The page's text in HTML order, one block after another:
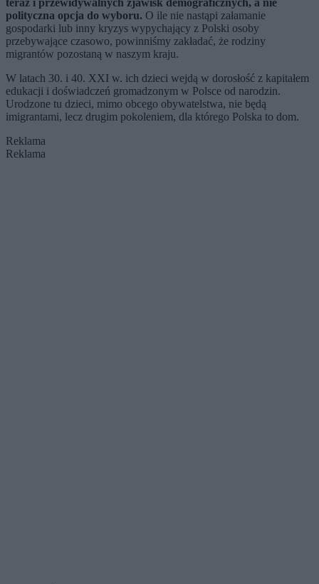
polityczna opcja do wyboru. O ile nie nastąpi załamanie
gospodarki lub inny kryzys wypychający z Polski osoby
przebywające czasowo, powinniśmy zakładać, że rodziny
migrantów pozostaną w naszym kraju.
W latach 30. i 40. XXI w. ich dzieci wejdą w dorosłość z kapitałem
edukacji i doświadczeń gromadzonym w Polsce od narodzin.
Urodzone tu dzieci, mimo obcego obywatelstwa, nie będą
imigrantami, lecz drugim pokoleniem, dla którego Polska to dom.
Reklama
Reklama